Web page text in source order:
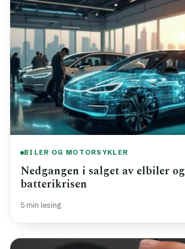
BILER OG MOTORSYKLER
Nedgangen i salget av elbiler og
batterikrisen
5 min lesing